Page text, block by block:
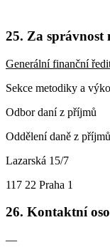
25. Za
Generální finanční
Sekce metodiky a
Odbor daní z příjmů
Oddělení daně z
Lazarská 15/7
117 22 Praha 1
26. Kontaktní
—